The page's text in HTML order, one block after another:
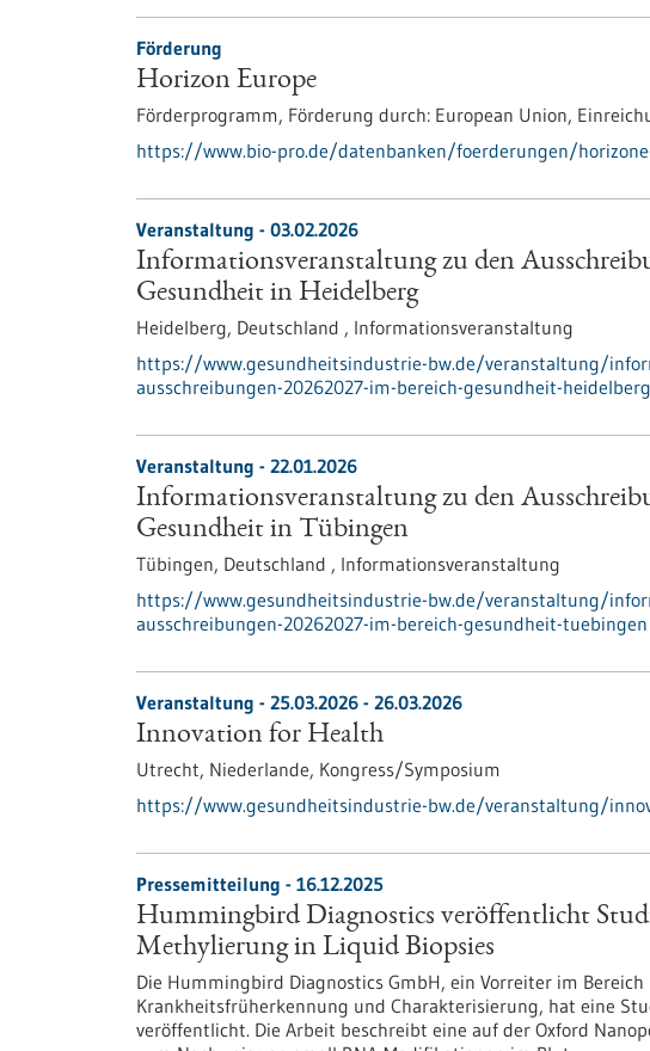
Förderung
Horizon Europe
Förderprogramm, Förderung durch: European Union,
https://www.bio-pro.de/datenbanken/foerderungen/
Veranstaltung - 03.02.2026
Informationsveranstaltung zu den
Gesundheit in Heidelberg
Heidelberg, Deutschland , Informationsveranstaltung
https://www.gesundheitsindustrie-bw.de/veranstaltung/
ausschreibungen-20262027-im-bereich-gesundheit-heidelberg
Veranstaltung - 22.01.2026
Informationsveranstaltung zu den
Gesundheit in Tübingen
Tübingen, Deutschland , Informationsveranstaltung
https://www.gesundheitsindustrie-bw.de/veranstaltung/
ausschreibungen-20262027-im-bereich-gesundheit-tuebingen
Veranstaltung - 25.03.2026 - 26.03.2026
Innovation for Health
Utrecht, Niederlande, Kongress/Symposium
https://www.gesundheitsindustrie-bw.de/veranstaltung/
Pressemitteilung - 16.12.2025
Hummingbird Diagnostics veröffentlicht
Methylierung in Liquid Biopsies
Die Hummingbird Diagnostics GmbH, ein Vorreiter im
Krankheitsfrüherkennung und Charakterisierung, hat eine
veröffentlicht. Die Arbeit beschreibt eine auf der Oxford